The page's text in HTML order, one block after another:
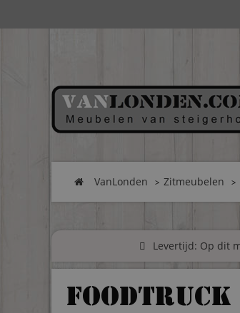
VanLonden Zitmeubelen
Levertijd: Op dit
foodtruck